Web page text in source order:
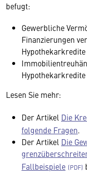
befugt:
Gewerbliche
Finanzierungen
Lesen Sie mehr:
Der Artikel Die
folgende Fragen.
Der Artikel Die
Fallbeispiele